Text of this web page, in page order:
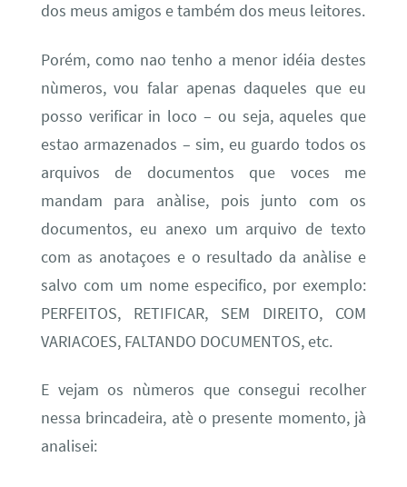
dos meus amigos e também dos meus leitores.
Porém, como nao tenho a menor idéia destes
nùmeros, vou falar apenas daqueles que eu
posso verificar in loco – ou seja, aqueles que
estao armazenados – sim, eu guardo todos os
arquivos de documentos que voces me
mandam para anàlise, pois junto com os
documentos, eu anexo um arquivo de texto
com as anotaçoes e o resultado da anàlise e
salvo com um nome especifico, por exemplo:
PERFEITOS, RETIFICAR, SEM DIREITO, COM
VARIACOES, FALTANDO DOCUMENTOS, etc.
E vejam os nùmeros que consegui recolher
nessa brincadeira, atè o presente momento, jà
analisei: